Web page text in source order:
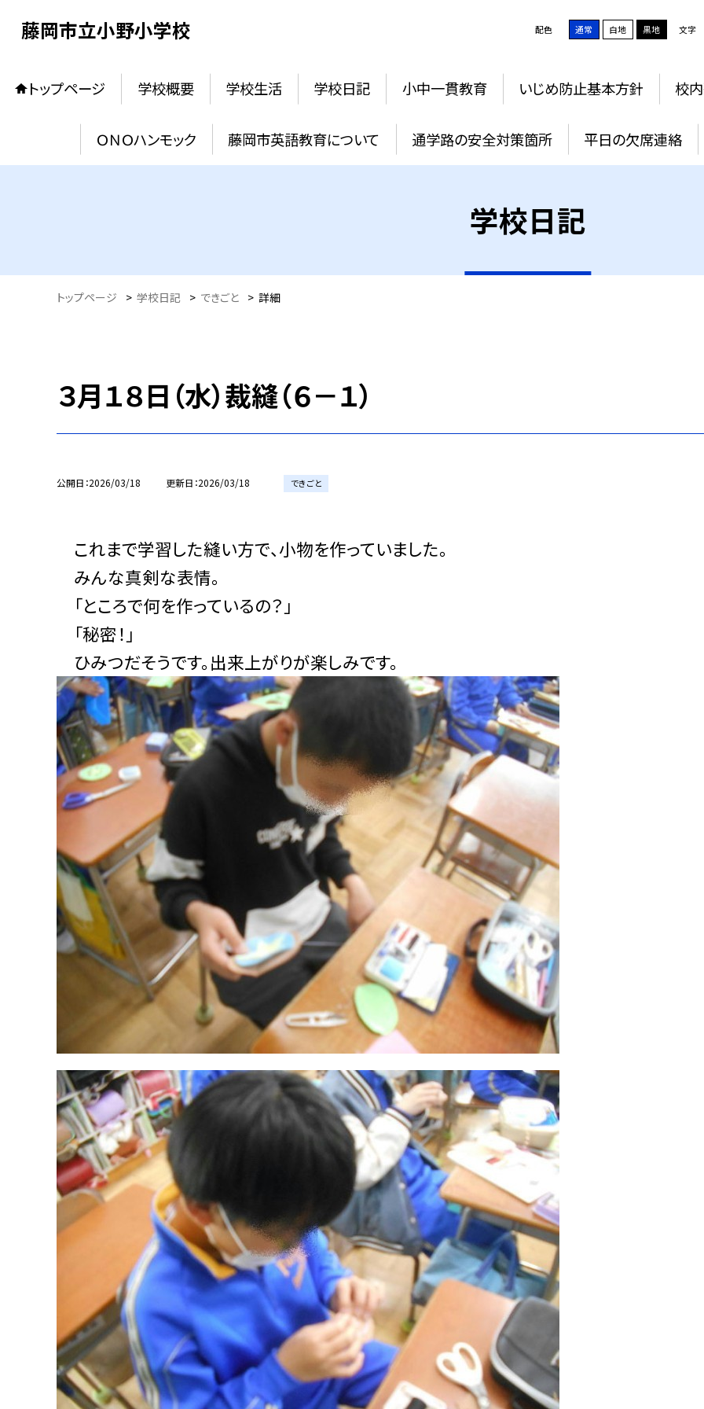
藤岡市立小野小学校 配色 通常 白地 黒地 文字
トップページ 学校概要 学校生活 学校日記 小中一貫教育 いじめ防止基本方針 校
ＯＮＯハンモック 藤岡市英語教育について 通学路の安全対策箇所 平日の欠席連絡
学校日記
トップページ > 学校日記 > できごと > 詳細
３月１８日（水）裁縫（６－１）
公開日 2026/03/18 更新日 2026/03/18 できごと
これまで学習した縫い方で、小物を作っていました。
みんな真剣な表情。
「ところで何を作っているの？」
「秘密！」
ひみつだそうです。出来上がりが楽しみです。